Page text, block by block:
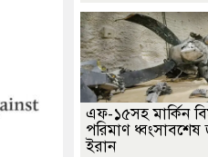
এফ-১৫সহ মার্কিন
পরিমাণ
ইরান